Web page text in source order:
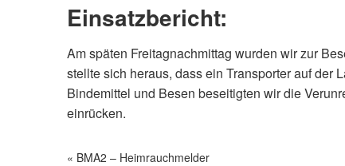
Einsatzbericht:
Am späten Freitagnachmittag wurden wir zur
stellte sich heraus, dass ein Transporter auf der
Bindemittel und Besen beseitigten wir die
einrücken.
BMA2 – Heimrauchmelder